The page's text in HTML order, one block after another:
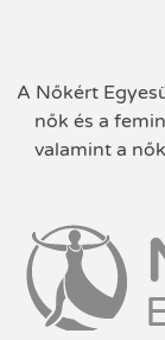
A Nőkért
nők és a
valamint a